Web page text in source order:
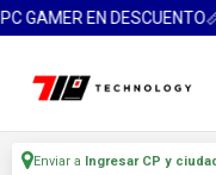
GAMER EN
Enviar a Ingresar CP y